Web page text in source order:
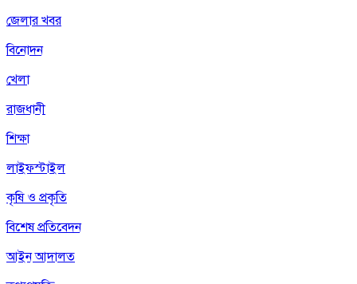
জেলার খবর
বিনোদন
খেলা
রাজধানী
শিক্ষা
লাইফস্টাইল
কৃষি ও প্রকৃতি
বিশেষ প্রতিবেদন
আইন আদালত